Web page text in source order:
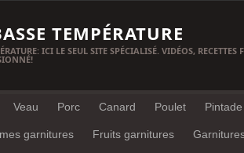
TEMPÉRATURE
ICI LE SEUL SITE SPÉCIALISÉ. VIDÉOS, RECETTES
Veau Porc Canard Poulet Pintade
garnitures Fruits garnitures